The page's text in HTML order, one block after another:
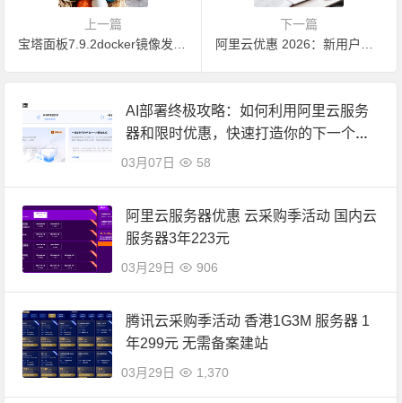
上一篇
下一篇
AI部署终极攻略：如何利用阿里云服务
器和限时优惠，快速打造你的下一个爆
款应用？
03月07日 58
阿里云服务器优惠 云采购季活动 国内云
服务器3年223元
03月29日 906
腾讯云采购季活动 香港1G3M 服务器 1
年299元 无需备案建站
03月29日 1,370